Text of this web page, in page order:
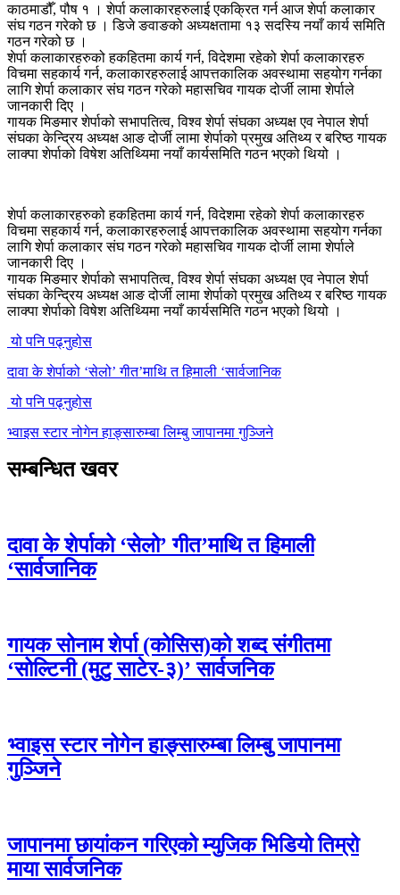
काठमाडौँ, पौष १ । शेर्पा कलाकारहरुलाई एकक्रित गर्न आज शेर्पा कलाकार
संघ गठन गरेको छ । डिजे ङवाङको अध्यक्षतामा १३ सदस्यि नयाँ कार्य समिति
गठन गरेको छ ।
शेर्पा कलाकारहरुको हकहितमा कार्य गर्न, विदेशमा रहेको शेर्पा कलाकारहरु
विचमा सहकार्य गर्न, कलाकारहरुलाई आपत्तकालिक अवस्थामा सहयोग गर्नका
लागि शेर्पा कलाकार संघ गठन गरेको महासचिव गायक दोर्जी लामा शेर्पाले
जानकारी दिए ।
गायक मिङमार शेर्पाको सभापतित्व, विश्व शेर्पा संघका अध्यक्ष एव नेपाल शेर्पा
संघका केन्द्रिय अध्यक्ष आङ दोर्जी लामा शेर्पाको प्रमुख अतिथ्य र बरिष्ठ गायक
लाक्पा शेर्पाको विषेश अतिथ्यिमा नयाँ कार्यसमिति गठन भएको थियो ।
शेर्पा कलाकारहरुको हकहितमा कार्य गर्न, विदेशमा रहेको शेर्पा कलाकारहरु
विचमा सहकार्य गर्न, कलाकारहरुलाई आपत्तकालिक अवस्थामा सहयोग गर्नका
लागि शेर्पा कलाकार संघ गठन गरेको महासचिव गायक दोर्जी लामा शेर्पाले
जानकारी दिए ।
गायक मिङमार शेर्पाको सभापतित्व, विश्व शेर्पा संघका अध्यक्ष एव नेपाल शेर्पा
संघका केन्द्रिय अध्यक्ष आङ दोर्जी लामा शेर्पाको प्रमुख अतिथ्य र बरिष्ठ गायक
लाक्पा शेर्पाको विषेश अतिथ्यिमा नयाँ कार्यसमिति गठन भएको थियो ।
यो पनि पढ्नुहोस
दावा के शेर्पाको ‘सेलो’ गीत’माथि त हिमाली ‘सार्वजानिक
यो पनि पढ्नुहोस
भ्वाइस स्टार नोगेन हाङ्सारुम्बा लिम्बु जापानमा गुञ्जिने
सम्बन्धित खवर
दावा के शेर्पाको ‘सेलो’ गीत’माथि त हिमाली
‘सार्वजानिक
गायक सोनाम शेर्पा (कोसिस)को शब्द संगीतमा
‘सोल्टिनी (मुटु साटेर-३)’ सार्वजनिक
भ्वाइस स्टार नोगेन हाङ्सारुम्बा लिम्बु जापानमा
गुञ्जिने
जापानमा छायांकन गरिएको म्युजिक भिडियो तिम्रो
माया सार्वजनिक